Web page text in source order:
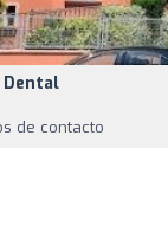
Dental
de contacto